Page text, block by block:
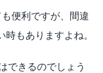
便利ですが、間違
もありますよね。
できるのでしょう